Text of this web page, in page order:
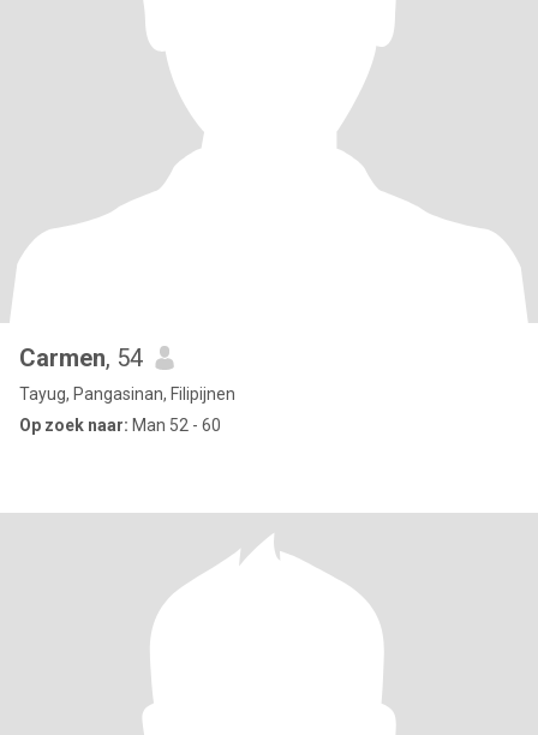
Carmen, 54
Tayug, Pangasinan, Filipijnen
Op zoek naar: Man 52 - 60